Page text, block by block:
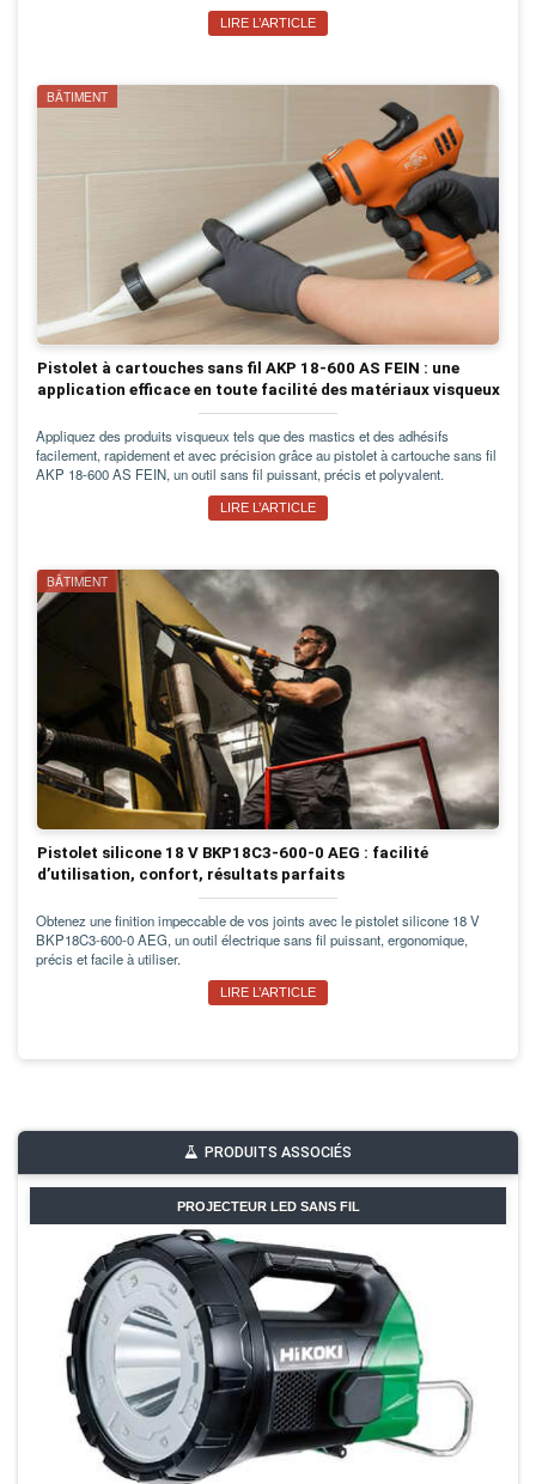
LIRE L’ARTICLE
BÂTIMENT
Pistolet à cartouches sans fil AKP 18-600 AS FEIN : une
application efficace en toute facilité des matériaux visqueux
Appliquez des produits visqueux tels que des mastics et des adhésifs
facilement, rapidement et avec précision grâce au pistolet à cartouche sans fil
AKP 18-600 AS FEIN, un outil sans fil puissant, précis et polyvalent.
LIRE L’ARTICLE
BÂTIMENT
Pistolet silicone 18 V BKP18C3-600-0 AEG : facilité
d’utilisation, confort, résultats parfaits
Obtenez une finition impeccable de vos joints avec le pistolet silicone 18 V
BKP18C3-600-0 AEG, un outil électrique sans fil puissant, ergonomique,
précis et facile à utiliser.
LIRE L’ARTICLE
PRODUITS ASSOCIÉS
PROJECTEUR LED SANS FIL